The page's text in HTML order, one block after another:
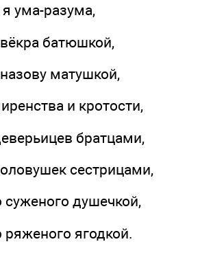
ума-разума,
батюшкой,
матушкой,
и кротости,
братцами,
сестрицами,
суженого душечкой,
ягодкой.